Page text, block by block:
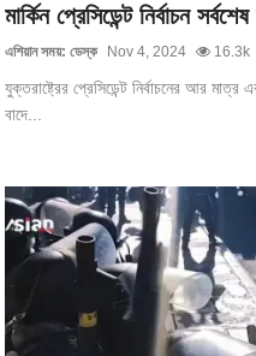
মার্কিন প্রেসিডেন্ট নির্বাচন
এশিয়ান সময়: ডেস্ক Nov 4, 2024 16.3k
যুক্তরাষ্ট্রের প্রেসিডেন্ট নির্বাচনের আর
বাদে...